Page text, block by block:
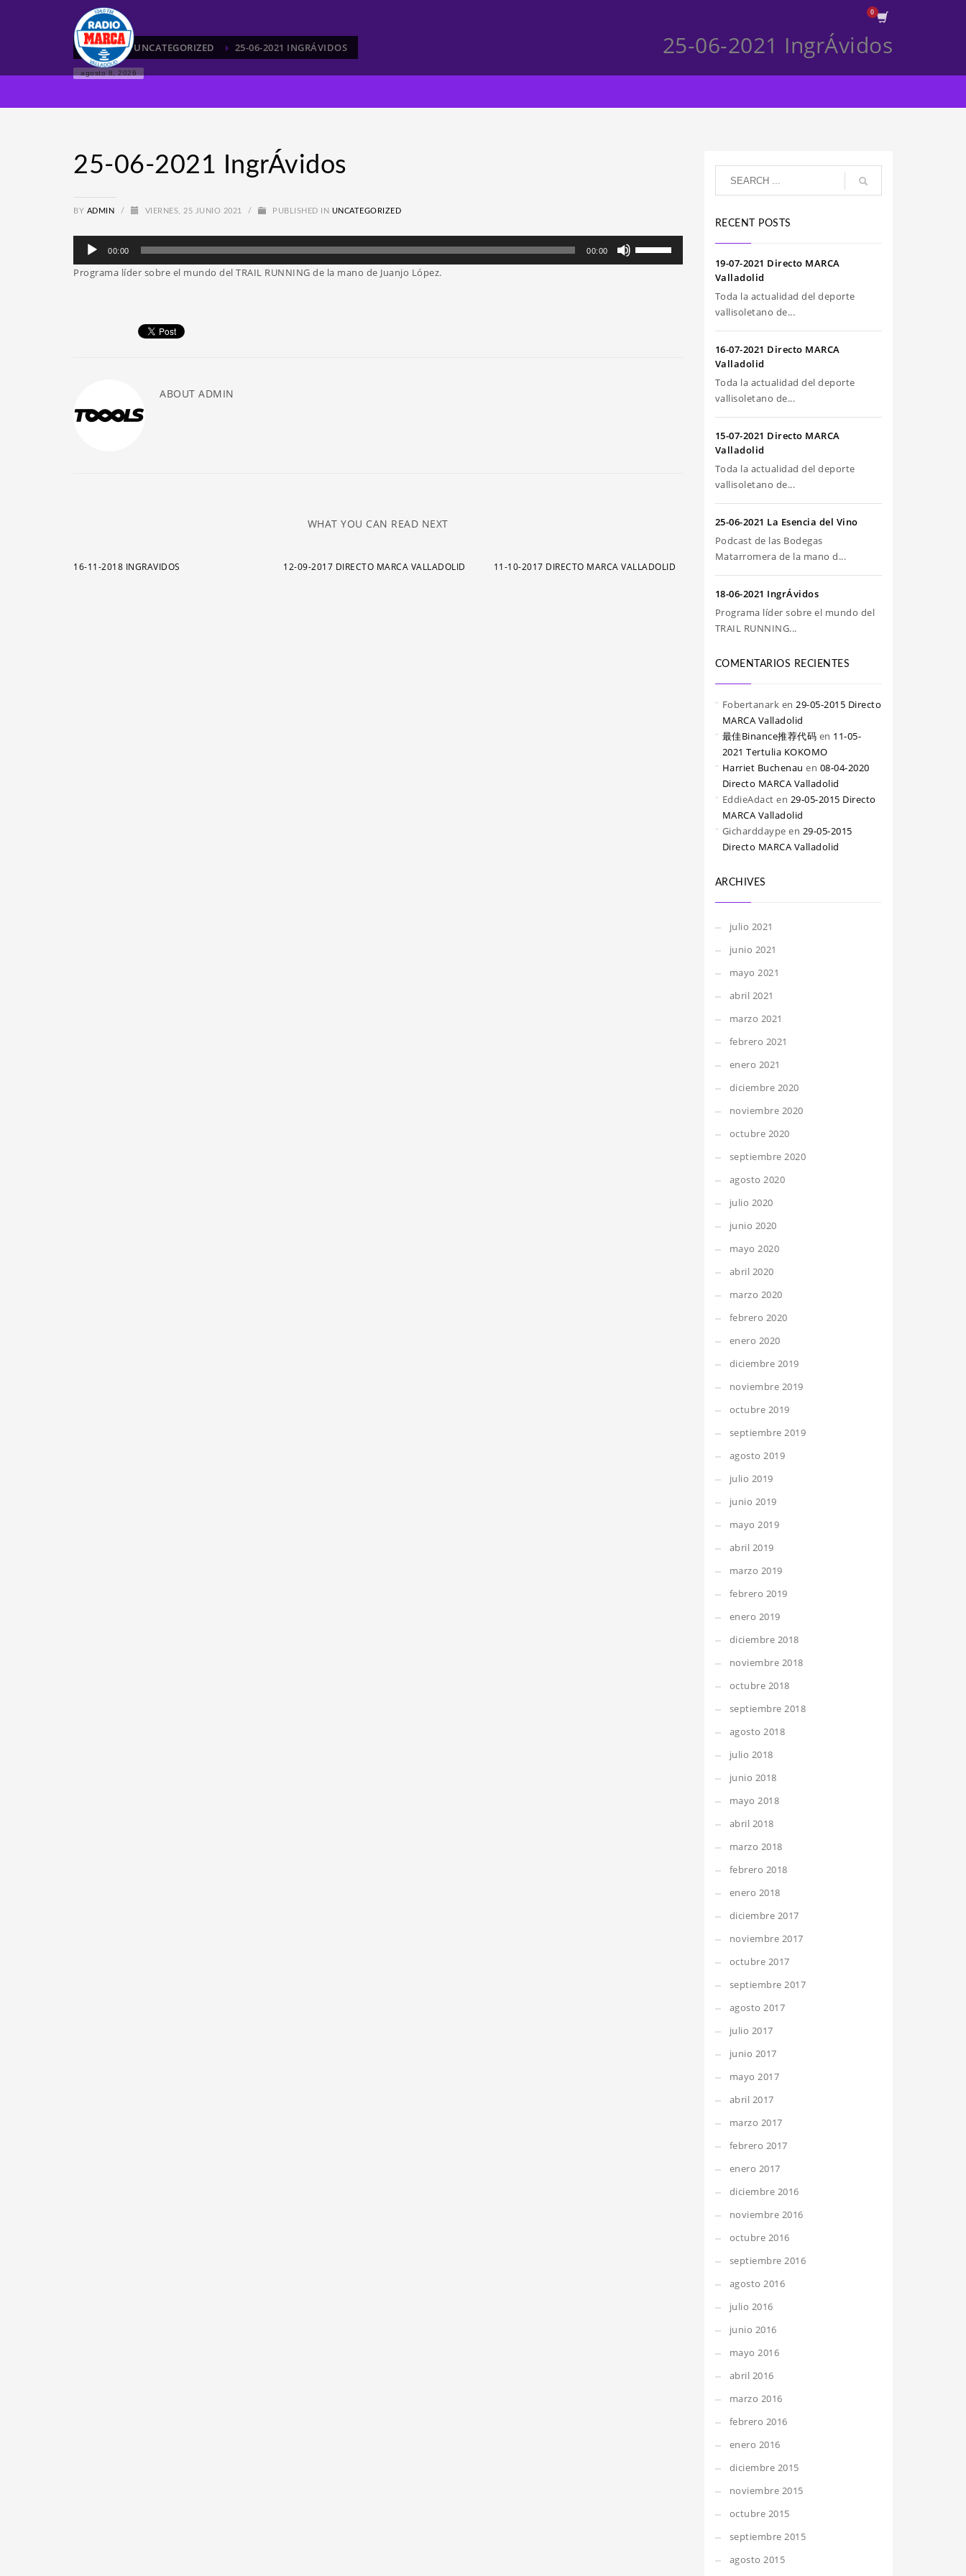
HOME UNCATEGORIZED 25-06-2021 INGRÁVIDOS
agosto 8, 2026
25-06-2021 IngrÁvidos
25-06-2021 IngrÁvidos
BY ADMIN / VIERNES, 25 JUNIO 2021 / PUBLISHED IN UNCATEGORIZED
Reproductor
audio
00:00 00:00
Programa líder sobre el mundo del TRAIL RUNNING de la mano de Juanjo López.
ABOUT ADMIN
WHAT YOU CAN READ NEXT
16-11-2018 INGRAVIDOS 12-09-2017 DIRECTO MARCA VALLADOLID 11-10-2017 DIRECTO MARCA VALLADOLID
RECENT POSTS
19-07-2021 Directo MARCA
Valladolid
Toda la actualidad del deporte
vallisoletano de...
16-07-2021 Directo MARCA
Valladolid
Toda la actualidad del deporte
vallisoletano de...
15-07-2021 Directo MARCA
Valladolid
Toda la actualidad del deporte
vallisoletano de...
25-06-2021 La Esencia del Vino
Podcast de las Bodegas
Matarromera de la mano d...
18-06-2021 IngrÁvidos
Programa líder sobre el mundo del
TRAIL RUNNING...
COMENTARIOS RECIENTES
Fobertanark en 29-05-2015 Directo
MARCA Valladolid
最佳Binance推荐代码 en 11-05-
2021 Tertulia KOKOMO
Harriet Buchenau en 08-04-2020
Directo MARCA Valladolid
EddieAdact en 29-05-2015 Directo
MARCA Valladolid
Gicharddaype en 29-05-2015
Directo MARCA Valladolid
ARCHIVES
julio 2021
junio 2021
mayo 2021
abril 2021
marzo 2021
febrero 2021
enero 2021
diciembre 2020
noviembre 2020
octubre 2020
septiembre 2020
agosto 2020
julio 2020
junio 2020
mayo 2020
abril 2020
marzo 2020
febrero 2020
enero 2020
diciembre 2019
noviembre 2019
octubre 2019
septiembre 2019
agosto 2019
julio 2019
junio 2019
mayo 2019
abril 2019
marzo 2019
febrero 2019
enero 2019
diciembre 2018
noviembre 2018
octubre 2018
septiembre 2018
agosto 2018
julio 2018
junio 2018
mayo 2018
abril 2018
marzo 2018
febrero 2018
enero 2018
diciembre 2017
noviembre 2017
octubre 2017
septiembre 2017
agosto 2017
julio 2017
junio 2017
mayo 2017
abril 2017
marzo 2017
febrero 2017
enero 2017
diciembre 2016
noviembre 2016
octubre 2016
septiembre 2016
agosto 2016
julio 2016
junio 2016
mayo 2016
abril 2016
marzo 2016
febrero 2016
enero 2016
diciembre 2015
noviembre 2015
octubre 2015
septiembre 2015
agosto 2015